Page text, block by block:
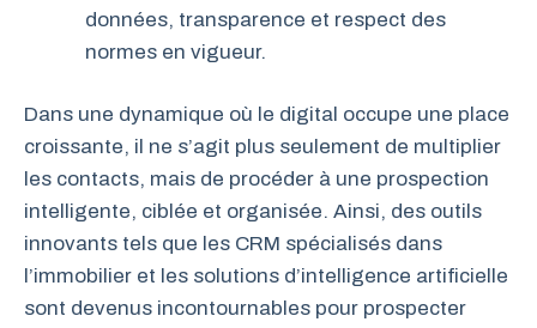
données, transparence et respect des
normes en vigueur.
Dans une dynamique où le digital occupe une place
croissante, il ne s’agit plus seulement de multiplier
les contacts, mais de procéder à une prospection
intelligente, ciblée et organisée. Ainsi, des outils
innovants tels que les CRM spécialisés dans
l’immobilier et les solutions d’intelligence artificielle
sont devenus incontournables pour prospecter